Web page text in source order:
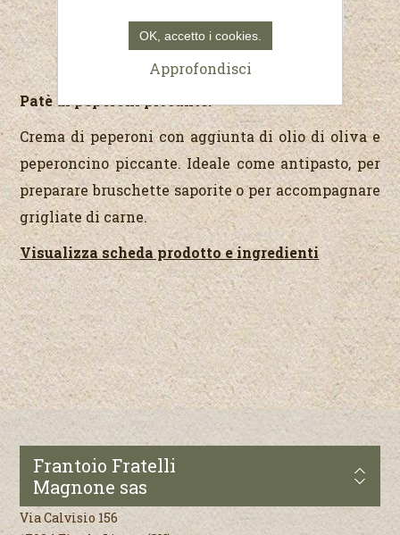
Patè di peperoni piccante.
Crema di peperoni con aggiunta di olio di oliva e
peperoncino piccante. Ideale come antipasto, per
preparare bruschette saporite o per accompagnare
grigliate di carne.
Visualizza scheda prodotto e ingredienti
Frantoio Fratelli
Magnone sas
Via Calvisio 156
OK, accetto i cookies.
Approfondisci